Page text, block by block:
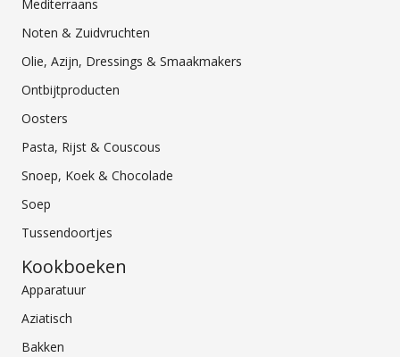
Mediterraans
Noten & Zuidvruchten
Olie, Azijn, Dressings & Smaakmakers
Ontbijtproducten
Oosters
Pasta, Rijst & Couscous
Snoep, Koek & Chocolade
Soep
Tussendoortjes
Kookboeken
Apparatuur
Aziatisch
Bakken